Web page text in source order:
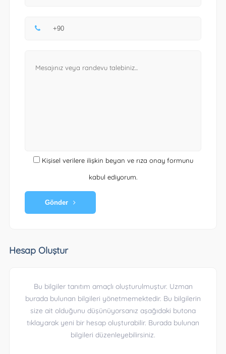
Kişisel verilere ilişkin beyan ve rıza onay formunu
kabul ediyorum.
Gönder
Hesap Oluştur
Bu bilgiler tanıtım amaçlı oluşturulmuştur. Uzman
burada bulunan bilgileri yönetmemektedir. Bu bilgilerin
size ait olduğunu düşünüyorsanız aşağıdaki butona
tıklayarak yeni bir hesap oluşturabilir. Burada bulunan
bilgileri düzenleyebilirsiniz.